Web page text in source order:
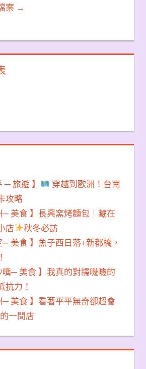
案 →
─ 旅遊 】
穿越到歐洲！台南
攻略
─ 美食 】長興窯烤麵包｜藏在
店
秋冬必訪
─ 美食 】魚子西日落+新都橋，
嘴─ 美食 】我真的對糯嘰嘰的
抗力！
─ 美食 】看著平平無奇卻超會
一間店